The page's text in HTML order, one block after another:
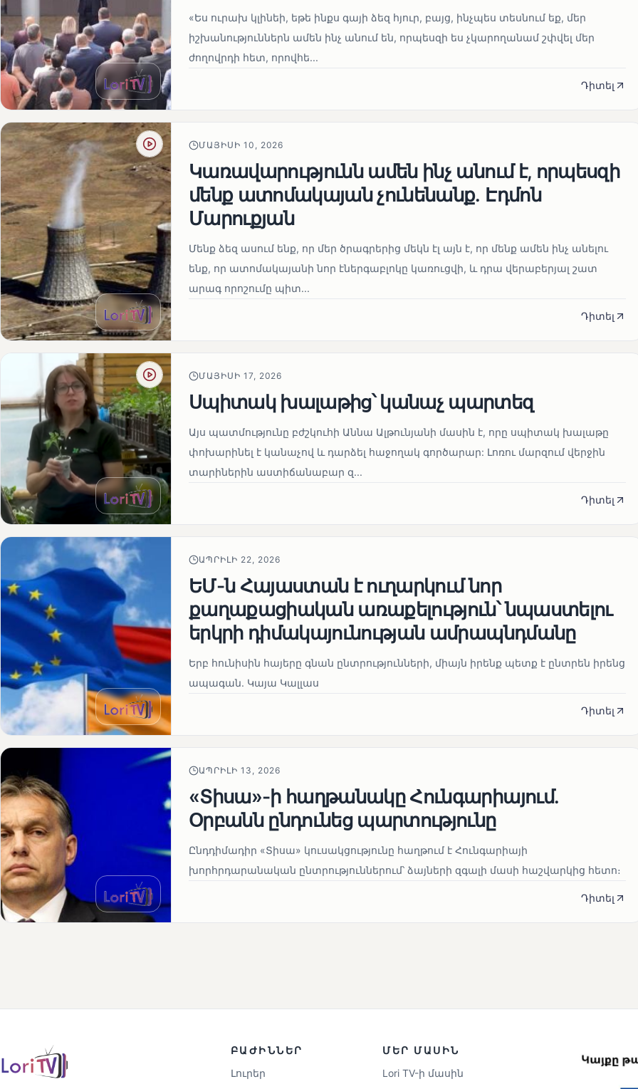
«Ես ուրախ կլինեի, եթե ինքս գայի ձեզ հյուր, բայց, ինչպես տեսնում եք, մեր
իշխանություններն ամեն ինչ անում են, որպեսզի ես չկարողանամ շփվել մեր
ժողովրդի հետ, որովհե...
Դիտել
ՄԱՅԻՍԻ 10, 2026
Կառավարությունն ամեն ինչ անում է, որպեսզի
մենք ատոմակայան չունենանք․ Էդմոն
Մարուքյան
Մենք ձեզ ասում ենք, որ մեր ծրագրերից մեկն էլ այն է, որ մենք ամեն ինչ անելու
ենք, որ ատոմակայանի նոր էներգաբլոկը կառուցվի, և դրա վերաբերյալ շատ
արագ որոշումը պիտ...
Դիտել
ՄԱՅԻՍԻ 17, 2026
Սպիտակ խալաթից՝ կանաչ պարտեզ
Այս պատմությունը բժշկուհի Աննա Ալթունյանի մասին է, որը սպիտակ խալաթը
փոխարինել է կանաչով և դարձել հաջողակ գործարար: Լոռու մարզում վերջին
տարիներին աստիճանաբար զ...
Դիտել
ԱՊՐԻԼԻ 22, 2026
ԵՄ-ն Հայաստան է ուղարկում նոր
քաղաքացիական առաքելություն՝ նպաստելու
երկրի դիմակայունության ամրապնդմանը
Երբ հունիսին հայերը գնան ընտրությունների, միայն իրենք պետք է ընտրեն իրենց
ապագան. Կայա Կալլաս
Դիտել
ԱՊՐԻԼԻ 13, 2026
«Տիսա»-ի հաղթանակը Հունգարիայում․
Օրբանն ընդունեց պարտությունը
Ընդդիմադիր «Տիսա» կուսակցությունը հաղթում է Հունգարիայի
խորհրդարանական ընտրություններում՝ ձայների զգալի մասի հաշվարկից հետո։
Դիտել
ԲԱԺԻՆՆԵՐ
Լուրեր
ՄԵՐ ՄԱՍԻՆ
Lori TV-ի մասին